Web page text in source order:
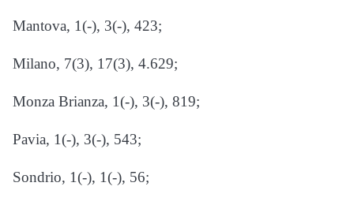
Mantova, 1(-), 3(-), 423;
Milano, 7(3), 17(3), 4.629;
Monza Brianza, 1(-), 3(-), 819;
Pavia, 1(-), 3(-), 543;
Sondrio, 1(-), 1(-), 56;